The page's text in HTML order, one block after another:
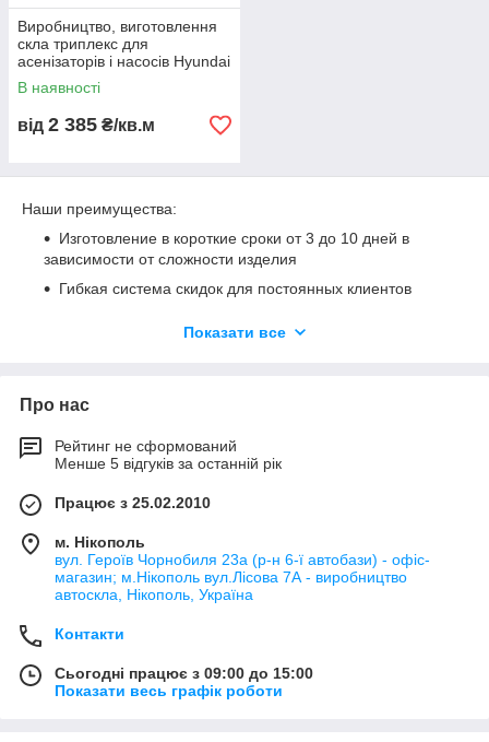
Виробництво, виготовлення
скла триплекс для
асенізаторів і насосів Hyundai
В наявності
від 2 385 ₴/кв.м
Наши преимущества:
Изготовление в короткие сроки от 3 до 10 дней в
зависимости от сложности изделия
Гибкая система скидок для постоянных клиентов
Установка на объекте заказчика по предварительной
Гарантия на установленные нами изделия
Показати все
Про нас
Рейтинг не сформований
Менше 5 відгуків за останній рік
Працює з 25.02.2010
м. Нікополь
вул. Героїв Чорнобиля 23а (р-н 6-ї автобази) - офіс-
магазин; м.Нікополь вул.Лісова 7А - виробництво
автоскла, Нікополь, Україна
Контакти
Сьогодні працює з 09:00 до 15:00
Показати весь графік роботи